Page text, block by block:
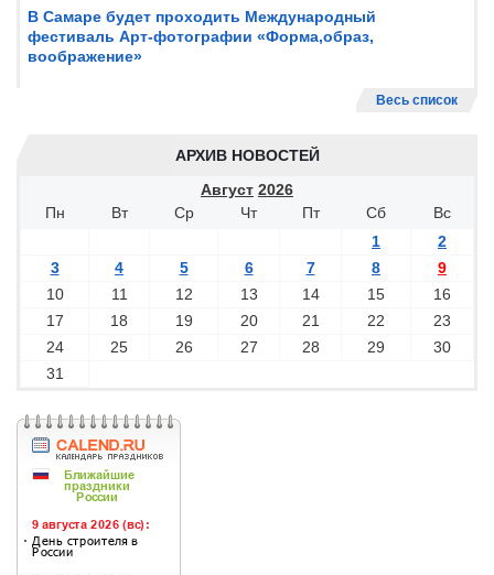
В Самаре будет проходить Международный
фестиваль Арт-фотографии «Форма,образ,
воображение»
Весь список
АРХИВ НОВОСТЕЙ
Август 2026
Пн
Вт Ср Чт Пт Сб
Вс
1
2
3
4 5 6 7 8
9
10
11 12 13 14 15
16
17
18 19 20 21 22
23
24
25 26 27 28 29
30
31